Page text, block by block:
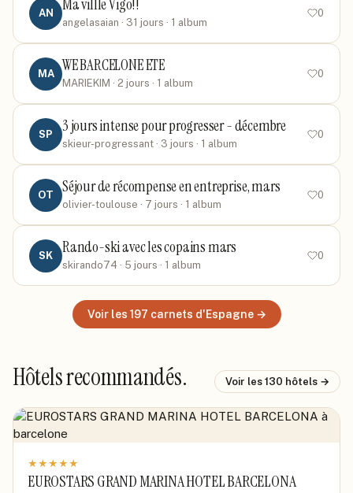
AN Ma villle Vigo!!
angelasaian · 31 jours · 1 album
0
MA WE BARCELONE ETE
MARIEKIM · 2 jours · 1 album
0
SP 3 jours intense pour progresser - décembre
skieur-progressant · 3 jours · 1 album
0
OT Séjour de récompense en entreprise, mars
olivier-toulouse · 7 jours · 1 album
0
SK Rando-ski avec les copains mars
skirando74 · 5 jours · 1 album
0
Voir les 197 carnets d'Espagne→
Hôtels recommandés. Voir les 130 hôtels →
★ ★ ★ ★ ★
EUROSTARS GRAND MARINA HOTEL BARCELONA